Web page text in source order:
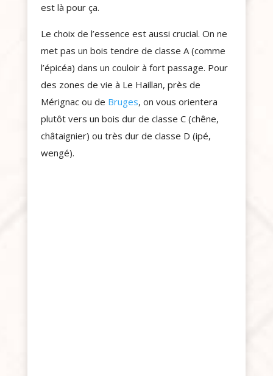
est là pour ça.
Le choix de l’essence est aussi crucial. On ne
met pas un bois tendre de classe A (comme
l’épicéa) dans un couloir à fort passage. Pour
des zones de vie à Le Haillan, près de
Mérignac ou de Bruges, on vous orientera
plutôt vers un bois dur de classe C (chêne,
châtaignier) ou très dur de classe D (ipé,
wengé).